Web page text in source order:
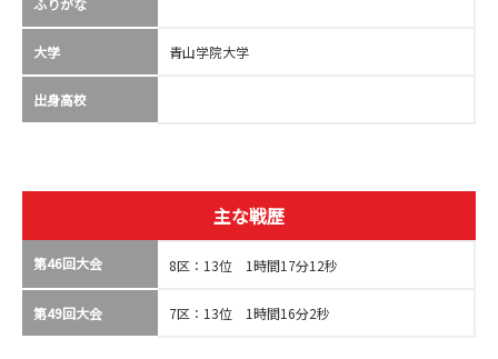
ふりがな
大学 青山学院大学
出身高校
主な戦歴
第46回大会 8区：13位 1時間17分12秒
第49回大会 7区：13位 1時間16分2秒